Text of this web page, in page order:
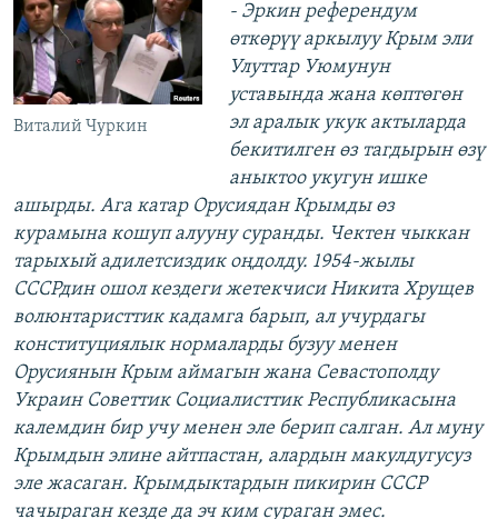
Виталий Чуркин
- Эркин референдум
өткөрүү аркылуу Крым эли
Улуттар Уюмунун
уставында жана көптөгөн
эл аралык укук актыларда
бекитилген өз тагдырын өзү
аныктоо укугун ишке
ашырды. Ага катар Орусиядан Крымды өз
курамына кошуп алууну суранды. Чектен чыккан
тарыхый адилетсиздик оңдолду. 1954-жылы
СССРдин ошол кездеги жетекчиси Никита Хрущев
волюнтаристтик кадамга барып, ал учурдагы
конституциялык нормаларды бузуу менен
Орусиянын Крым аймагын жана Севастополду
Украин Советтик Социалисттик Республикасына
калемдин бир учу менен эле берип салган. Ал муну
Крымдын элине айтпастан, алардын макулдугусуз
эле жасаган. Крымдыктардын пикирин СССР
чачыраган кезде да эч ким сураган эмес.